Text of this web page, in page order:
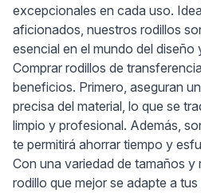
excepcionales en cada uso.
aficionados, nuestros rodillos
esencial en el mundo del diseño
Comprar rodillos de
beneficios. Primero, aseguran
precisa del material, lo que se
limpio y profesional. Además,
te permitirá ahorrar tiempo y
Con una variedad de tamaños y
rodillo que mejor se adapte a